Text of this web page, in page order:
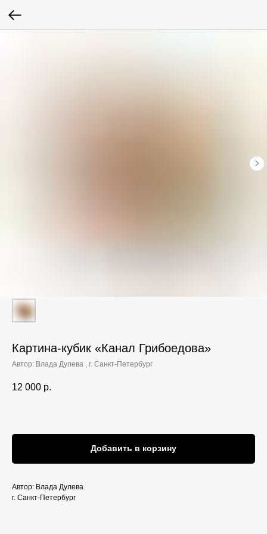
Картина-кубик «Канал Грибоедова»‎
Автор: Влада Дулева , г. Санкт-Петербург
12 000 р.
Добавить в корзину
Автор: Влада Дулева
г. Санкт-Петербург